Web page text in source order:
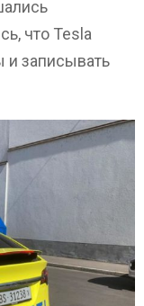
что Tesla
записывать